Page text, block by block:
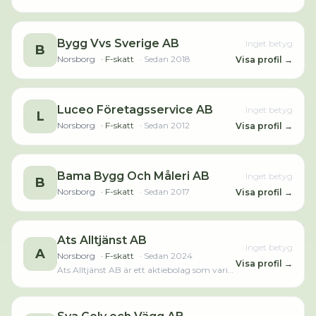
B Bygg Vvs Sverige AB
Norsborg · F-skatt · Sedan 2018
Inget betyg
Visa profil →
L Luceo Företagsservice AB
Norsborg · F-skatt · Sedan 2012
Inget betyg
Visa profil →
B Bama Bygg Och Måleri AB
Norsborg · F-skatt · Sedan 2017
Inget betyg
Visa profil →
A
Ats Alltjänst AB
Norsborg · F-skatt · Sedan 2024
Ats Alltjänst AB är ett aktiebolag som varit
Inget betyg
Visa profil →